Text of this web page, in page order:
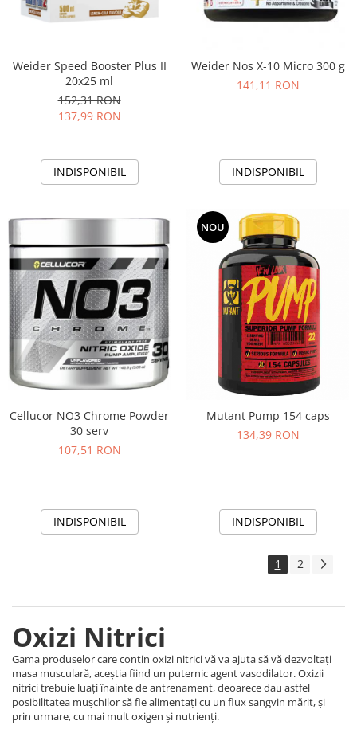
Weider Speed Booster Plus II
20x25 ml
152,31 RON
137,99 RON
INDISPONIBIL
Weider Nos X-10 Micro 300 g
141,11 RON
INDISPONIBIL
Cellucor NO3 Chrome Powder
30 serv
107,51 RON
INDISPONIBIL
NOU
Mutant Pump 154 caps
134,39 RON
INDISPONIBIL
1 2
Oxizi Nitrici
Gama produselor care conțin oxizi nitrici vă va ajuta să vă dezvoltați
masa musculară, aceștia fiind un puternic agent vasodilator. Oxizii
nitrici trebuie luați înainte de antrenament, deoarece dau astfel
posibilitatea mușchilor să fie alimentați cu un flux sangvin mărit, și
prin urmare, cu mai mult oxigen și nutrienți.